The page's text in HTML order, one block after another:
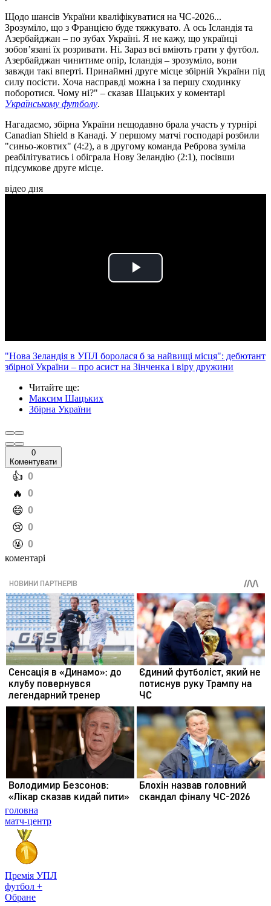
Щодо шансів України кваліфікуватися на ЧС-2026...
Зрозуміло, що з Францією буде тяжкувато. А ось Ісландія та
Азербайджан – по зубах Україні. Я не кажу, що українці
зобов’язані їх розривати. Ні. Зараз всі вміють грати у футбол.
Азербайджан чинитиме опір, Ісландія – зрозуміло, вони
завжди такі вперті. Принаймні друге місце збірній України під
силу посісти. Хоча насправді можна і за першу сходинку
поборотися. Чому ні?" – сказав Шацьких у коментарі
Українському футболу.
Нагадаємо, збірна України нещодавно брала участь у турнірі
Canadian Shield в Канаді. У першому матчі господарі розбили
"синьо-жовтих" (4:2), а в другому команда Реброва зуміла
реабілітуватись і обіграла Нову Зеландію (2:1), посівши
підсумкове друге місце.
відео дня
Play
"Нова Зеландія в УПЛ боролася б за найвищі місця": дебютант
збірної України – про асист на Зінченка і віру дружини
Читайте ще:
Максим Шацьких
Збірна України
0
Коментувати
️👍 0
️🔥 0
️😄 0
️😢 0
️🤬 0
коментарі
головна
матч-центр
Премія УПЛ
футбол +
Обране